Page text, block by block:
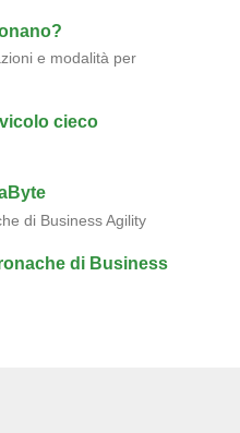
e modalità per
cieco
di Business Agility
di Business